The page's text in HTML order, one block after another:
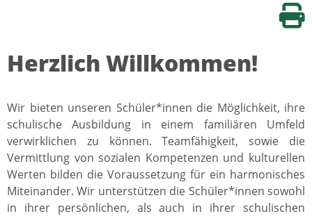
Herzlich Willkommen!
Wir bieten unseren Schüler*innen die Möglichkeit, ihre
schulische Ausbildung in einem familiären Umfeld
verwirklichen zu können. Teamfähigkeit, sowie die
Vermittlung von sozialen Kompetenzen und kulturellen
Werten bilden die Voraussetzung für ein harmonisches
Miteinander. Wir unterstützen die Schüler*innen sowohl
in ihrer persönlichen, als auch in ihrer schulischen